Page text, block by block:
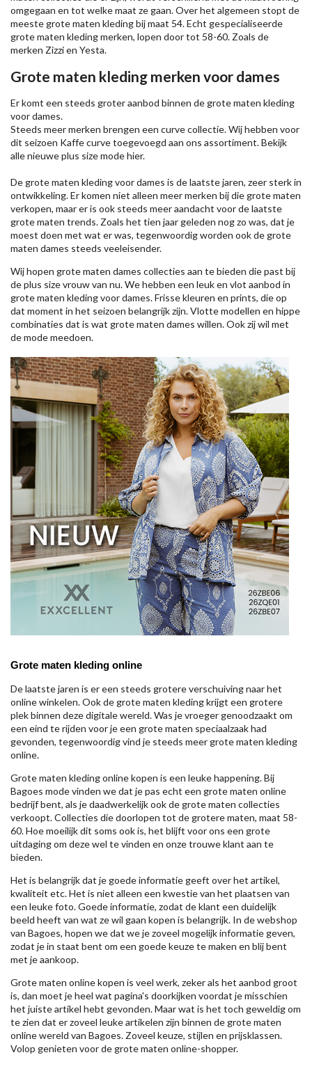
omgegaan en tot welke maat ze gaan. Over het algemeen stopt de
meeste grote maten kleding bij maat 54. Echt gespecialiseerde
grote maten kleding merken, lopen door tot 58-60. Zoals de
merken Zizzien Yesta.
Grote maten kleding merken voor dames
Er komt een steeds groter aanbod binnen de grote maten kleding
voor dames.
Steeds meer merken brengen een curve collectie. Wij hebben voor
dit seizoen Kaffecurve toegevoegd aan ons assortiment. Bekijk
alle nieuweplus size modehier.
De grote maten kleding voor dames is de laatste jaren, zeer sterk in
ontwikkeling. Er komen niet alleen meer merken bij die grote maten
verkopen, maar er is ook steeds meer aandacht voor de laatste
grote maten trends. Zoals het tien jaar geleden nog zo was, dat je
moest doen met wat er was, tegenwoordig worden ook de grote
maten dames steeds veeleisender.
Wij hopen grote maten dames collecties aan te bieden die past bij
de plus size vrouw van nu. We hebben een leuk en vlot aanbod in
grote maten kleding voor dames. Frisse kleuren en prints, die op
dat moment in het seizoen belangrijk zijn. Vlotte modellen en hippe
combinaties dat is wat grote maten dames willen. Ook zij wil met
de mode meedoen.
Grote maten kleding online
De laatste jaren is er een steeds grotere verschuiving naar het
online winkelen. Ook de grote maten kleding krijgt een grotere
plek binnen deze digitale wereld. Was je vroeger genoodzaakt om
een eind te rijden voor je een grote maten speciaalzaak had
gevonden, tegenwoordig vind je steeds meer grote maten kleding
online.
Grote maten kleding online kopen is een leuke happening. Bij
Bagoes mode vinden we dat je pas echt een grote maten online
bedrijf bent, als je daadwerkelijk ook de grote maten collecties
verkoopt. Collecties die doorlopen tot de grotere maten, maat 58-
60. Hoe moeilijk dit soms ook is, het blijft voor ons een grote
uitdaging om deze wel te vinden en onze trouwe klant aan te
bieden.
Het is belangrijk dat je goede informatie geeft over het artikel,
kwaliteit etc. Het is niet alleen een kwestie van het plaatsen van
een leuke foto. Goede informatie, zodat de klant een duidelijk
beeld heeft van wat ze wil gaan kopen is belangrijk. In de webshop
van Bagoes, hopen we dat we je zoveel mogelijk informatie geven,
zodat je in staat bent om een goede keuze te maken en blij bent
met je aankoop.
Grote maten online kopen is veel werk, zeker als het aanbod groot
is, dan moet je heel wat pagina's doorkijken voordat je misschien
het juiste artikel hebt gevonden. Maar wat is het toch geweldig om
te zien dat er zoveel leuke artikelen zijn binnen de grote maten
online wereld van Bagoes. Zoveel keuze, stijlen en prijsklassen.
Volop genieten voor de grote maten online-shopper.